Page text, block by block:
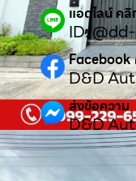
แอดไลน์ คลิ
ID:
Facebook
D&D
ส่งข้อความ
D&D